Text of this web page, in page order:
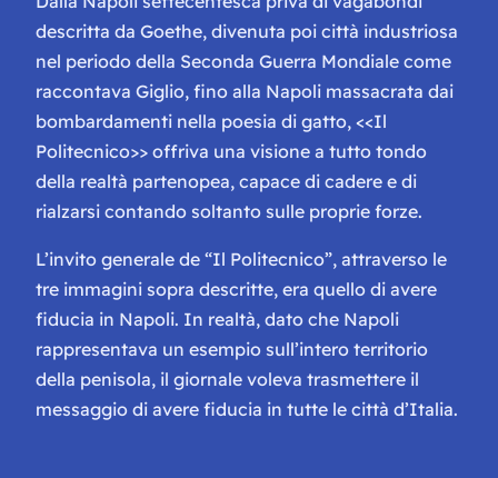
descritta da Goethe, divenuta poi città industriosa
nel periodo della Seconda Guerra Mondiale come
raccontava Giglio, fino alla Napoli massacrata dai
bombardamenti nella poesia di gatto, <<Il
Politecnico>> offriva una visione a tutto tondo
della realtà partenopea, capace di cadere e di
rialzarsi contando soltanto sulle proprie forze.
L’invito generale de “Il Politecnico”, attraverso le
tre immagini sopra descritte, era quello di avere
fiducia in Napoli. In realtà, dato che Napoli
rappresentava un esempio sull’intero territorio
della penisola, il giornale voleva trasmettere il
messaggio di avere fiducia in tutte le città d’Italia.